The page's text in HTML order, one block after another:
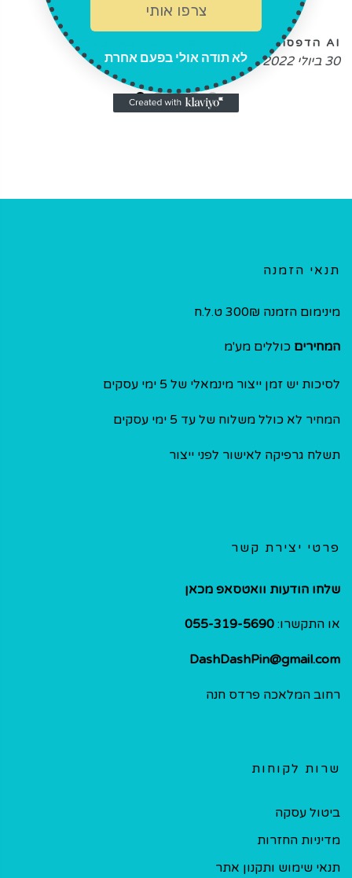
AI הדפסה על מוצרים לפי דרישה באמצעות
30 ביולי 2022
תנאי הזמנה
מינימום הזמנה 300₪ ט.ל.ח
המחירים כוללים מע'מ
לסיכות יש זמן ייצור מינמאלי של 5 ימי עסקים
המחיר לא כולל משלוח של עד 5 ימי עסקים
תשלח גרפיקה לאישור לפני ייצור
פרטי יצירת קשר
שלחו הודעות וואטסאפ מכאן
או התקשרו: 055-319-5690
DashDashPin@gmail.com
רחוב המלאכה פרדס חנה
שרות לקוחות
ביטול עסקה
מדיניות החזרות
תנאי שימוש ותקנון אתר
צרפו אותי
לא תודה אולי בפעם אחרת